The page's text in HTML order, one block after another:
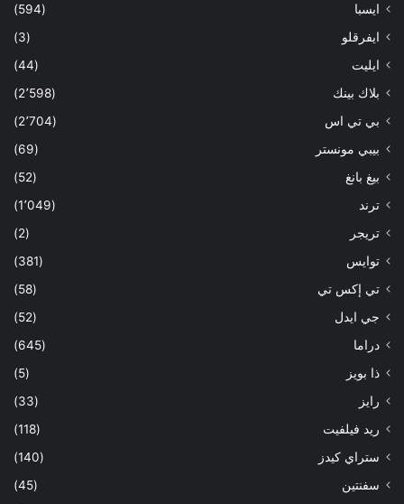
ايسبا
(594)
ايفرقلو
(3)
ايليت
(44)
بلاك بينك
(2٬598)
بي تي اس
(2٬704)
بيبي مونستر
(69)
بيغ بانغ
(52)
ترند
(1٬049)
تريجر
(2)
توايس
(381)
تي إكس تي
(58)
جي ايدل
(52)
دراما
(645)
ذا بويز
(5)
رايز
(33)
ريد فيلفيت
(118)
ستراي كيدز
(140)
سفنتين
(45)